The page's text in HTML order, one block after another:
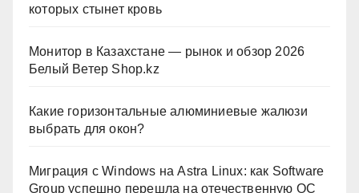
которых стынет кровь
Монитор в Казахстане — рынок и обзор 2026
Белый Ветер Shop.kz
Какие горизонтальные алюминиевые жалюзи
выбрать для окон?
Миграция с Windows на Astra Linux: как Software
Group успешно перешла на отечественную ОС